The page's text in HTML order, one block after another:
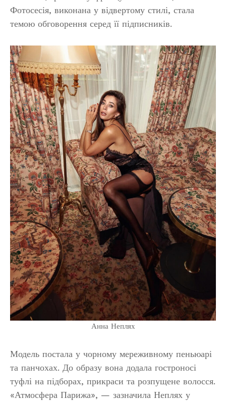
Фотосесія, виконана у відвертому стилі, стала
темою обговорення серед її підписників.
Анна Неплях
Модель постала у чорному мереживному пеньюарі
та панчохах. До образу вона додала гостроносі
туфлі на підборах, прикраси та розпущене волосся.
«Атмосфера Парижа», — зазначила Неплях у